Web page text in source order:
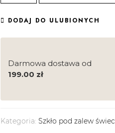
DODAJ DO ULUBIONYCH
Darmowa dostawa od
199.00 zł
Kategoria:Szkło pod zalew świec